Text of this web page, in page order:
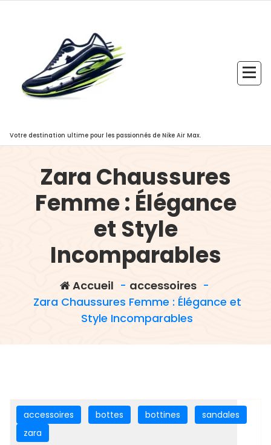
Votre destination ultime pour les passionnés de Nike Air Max.
Zara Chaussures
Femme : Élégance
et Style
Incomparables
Accueil - accessoires -
Zara Chaussures Femme : Élégance et
Style Incomparables
accessoires bottes bottines
sandales
zara